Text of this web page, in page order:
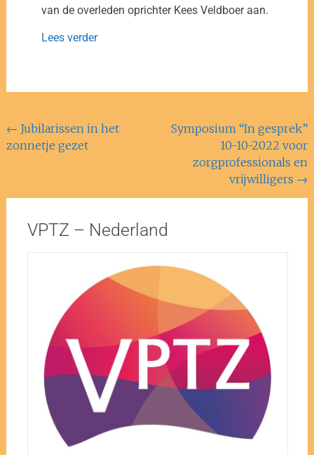
van de overleden oprichter Kees Veldboer aan.
Lees verder
← Jubilarissen in het
zonnetje gezet
Symposium “In gesprek”
10-10-2022 voor
zorgprofessionals en
vrijwilligers →
VPTZ – Nederland